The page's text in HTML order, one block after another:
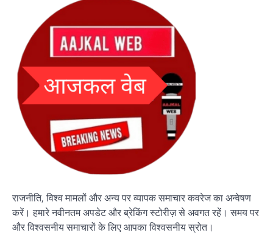
राजनीति, विश्व मामलों और अन्य पर व्यापक समाचार कवरेज का अन्वेषण
करें। हमारे नवीनतम अपडेट और ब्रेकिंग स्टोरीज़ से अवगत रहें। समय पर
और विश्वसनीय समाचारों के लिए आपका विश्वसनीय स्रोत।